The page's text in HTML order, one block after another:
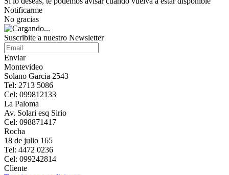
Notificarme
No gracias
Suscribite a nuestro Newsletter
Enviar
Montevideo
Solano Garcia 2543
Tel: 2713 5086
Cel: 099812133
La Paloma
Av. Solari esq Sirio
Cel: 098871417
Rocha
18 de julio 165
Tel: 4472 0236
Cel: 099242814
Cliente